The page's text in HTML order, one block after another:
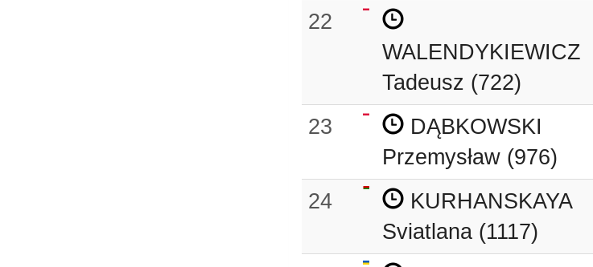
22
WALENDYKIEWICZ
Tadeusz (722)
23
DĄBKOWSKI
Przemysław (976)
24
KURHANSKAYA
Sviatlana (1117)